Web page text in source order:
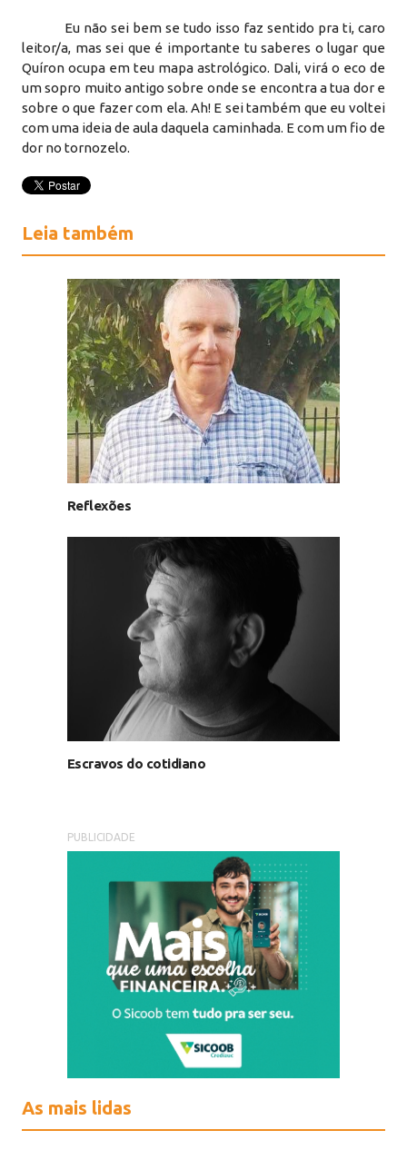
Eu não sei bem se tudo isso faz sentido pra ti, caro
leitor/a, mas sei que é importante tu saberes o lugar que
Quíron ocupa em teu mapa astrológico. Dali, virá o eco de
um sopro muito antigo sobre onde se encontra a tua dor e
sobre o que fazer com ela. Ah! E sei também que eu voltei
com uma ideia de aula daquela caminhada. E com um fio de
dor no tornozelo.
Leia também
Reflexões
Escravos do cotidiano
PUBLICIDADE
As mais lidas